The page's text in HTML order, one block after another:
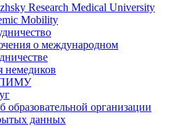
Research Medical University
Mobility
о международном
немедиков
ПИМУ
образовательной организации
данных